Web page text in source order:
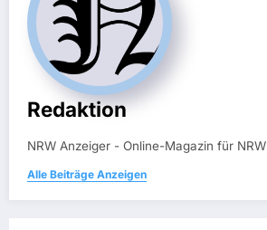
Redaktion
NRW Anzeiger - Online-Magazin für NRW
Alle Beiträge Anzeigen